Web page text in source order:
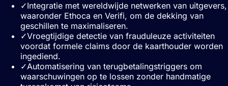
✓Integratie met wereldwijde netwerken van uitgevers,
waaronder Ethoca en Verifi, om de dekking van
geschillen te maximaliseren.
✓Vroegtijdige detectie van frauduleuze activiteiten
voordat formele claims door de kaarthouder worden
ingediend.
✓Automatisering van terugbetalingstriggers om
waarschuwingen op te lossen zonder handmatige